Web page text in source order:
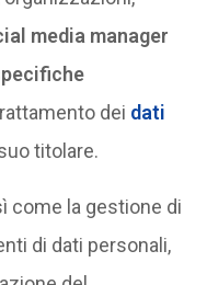
media manager
dei dati
titolare.
come la gestione di
di dati personali,